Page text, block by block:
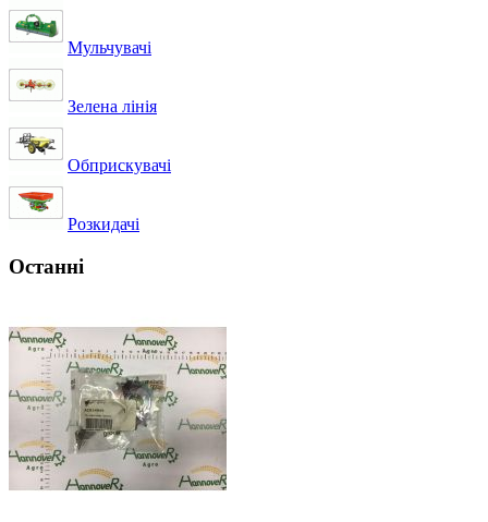
Мульчувачі
Зелена лінія
Обприскувачі
Розкидачі
Останні